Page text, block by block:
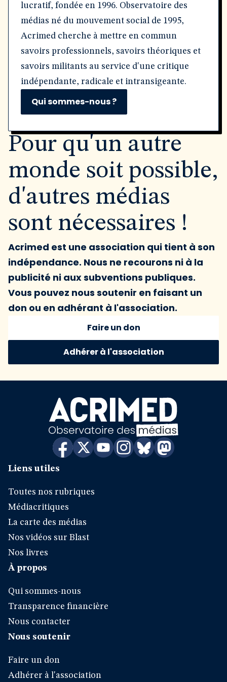
lucratif, fondée en 1996. Observatoire des
médias né du mouvement social de 1995,
Acrimed cherche à mettre en commun
savoirs professionnels, savoirs théoriques et
savoirs militants au service d'une critique
indépendante, radicale et intransigeante.
Qui sommes-nous ?
Pour qu'un autre
monde soit possible,
d'autres médias
sont nécessaires !
Acrimed est une association qui tient à son
indépendance. Nous ne recourons ni à la
publicité ni aux subventions publiques.
Vous pouvez nous soutenir en faisant un
don ou en adhérant à l'association.
Faire un don
Adhérer à l'association
Liens utiles
Toutes nos rubriques
Médiacritiques
La carte des médias
Nos vidéos sur Blast
Nos livres
À propos
Qui sommes-nous
Transparence financière
Nous contacter
Nous soutenir
Faire un don
Adhérer à l'association